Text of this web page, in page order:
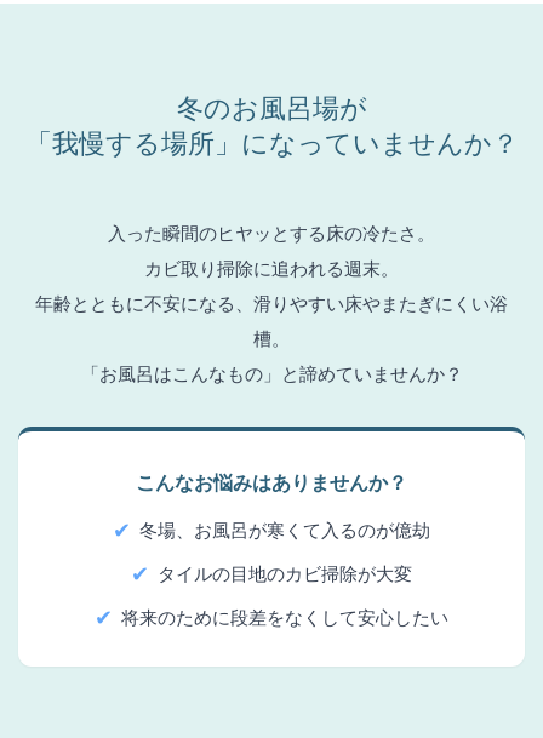
冬のお風呂場が
「我慢する場所」になっていませんか？
入った瞬間のヒヤッとする床の冷たさ。
カビ取り掃除に追われる週末。
年齢とともに不安になる、滑りやすい床やまたぎにくい浴
槽。
「お風呂はこんなもの」と諦めていませんか？
こんなお悩みはありませんか？
✔ 冬場、お風呂が寒くて入るのが億劫
✔ タイルの目地のカビ掃除が大変
✔ 将来のために段差をなくして安心したい